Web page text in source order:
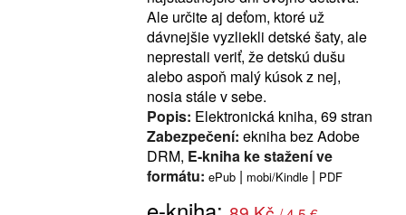
Ale určite aj deťom, ktoré už
dávnejšie vyzliekli detské šaty, ale
neprestali veriť, že detskú dušu
alebo aspoň malý kúsok z nej,
nosia stále v sebe.
Popis: Elektronická kniha, 69 stran
Zabezpečení: ekniha bez Adobe
DRM, E-kniha ke stažení ve
formátu: ePub | mobi/Kindle | PDF